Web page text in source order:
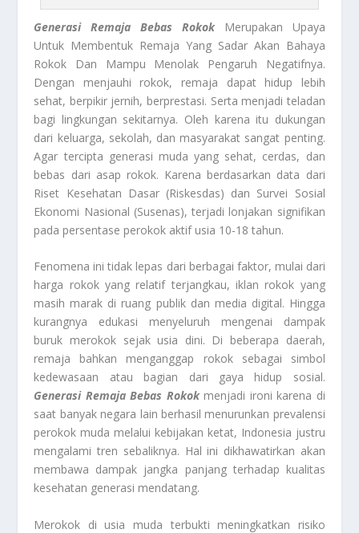
Generasi Remaja Bebas RokokMerupakan Upaya
Untuk Membentuk Remaja Yang Sadar Akan Bahaya
Rokok Dan Mampu Menolak Pengaruh Negatifnya.
Dengan menjauhi rokok, remaja dapat hidup lebih
sehat, berpikir jernih, berprestasi. Serta menjadi teladan
bagi lingkungan sekitarnya. Oleh karena itu dukungan
dari keluarga, sekolah, dan masyarakat sangat penting.
Agar tercipta generasi muda yang sehat, cerdas, dan
bebas dari asap rokok. Karena berdasarkan data dari
Riset Kesehatan Dasar (Riskesdas) dan Survei Sosial
Ekonomi Nasional (Susenas), terjadi lonjakan signifikan
pada persentase perokok aktif usia 10-18 tahun.
Fenomena ini tidak lepas dari berbagai faktor, mulai dari
harga rokok yang relatif terjangkau, iklan rokok yang
masih marak di ruang publik dan media digital. Hingga
kurangnya edukasi menyeluruh mengenai dampak
buruk merokok sejak usia dini. Di beberapa daerah,
remaja bahkan menganggap rokok sebagai simbol
kedewasaan atau bagian dari gaya hidup sosial.
Generasi Remaja Bebas Rokokmenjadi ironi karena di
saat banyak negara lain berhasil menurunkan prevalensi
perokok muda melalui kebijakan ketat, Indonesia justru
mengalami tren sebaliknya. Hal ini dikhawatirkan akan
membawa dampak jangka panjang terhadap kualitas
kesehatan generasi mendatang.
Merokok di usia muda terbukti meningkatkan risiko